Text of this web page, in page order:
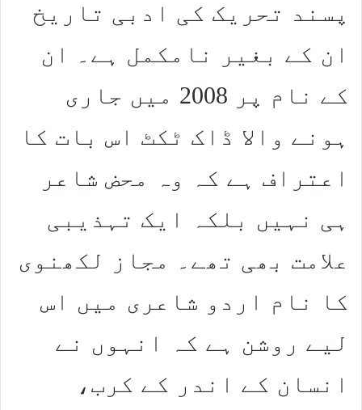
پسند تحریک کی ادبی تاریخ
ان کے بغیر نامکمل ہے۔ ان
کے نام پر 2008 میں جاری
ہونے والا ڈاک ٹکٹ اس بات کا
اعتراف ہے کہ وہ محض شاعر
ہی نہیں بلکہ ایک تہذیبی
علامت بھی تھے۔ مجاز لکھنوی
کا نام اردو شاعری میں اس
لیے روشن ہے کہ انہوں نے
انسان کے اندر کے کرب،